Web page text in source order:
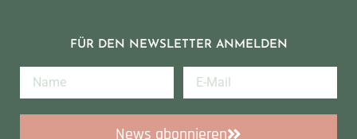
FÜR DEN NEWSLETTER ANMELDEN
News abonnieren